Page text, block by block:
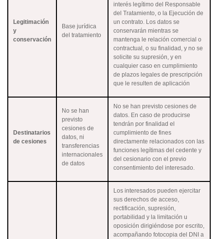
Legitimación
y
conservación
Base jurídica
del tratamiento
interés legítimo del Responsable
del Tratamiento, o la Ejecución de
un contrato. Los datos se
conservarán mientras se
mantenga le relación comercial o
contractual, o su finalidad, y no se
solicite su supresión, y en
cualquier caso en cumplimiento
de plazos legales de prescripción
que le resulten de aplicación
Destinatarios
de cesiones
No se han
previsto
cesiones de
datos, ni
transferencias
internacionales
de datos
No se han previsto cesiones de
datos. En caso de producirse
tendrán por finalidad el
cumplimiento de fines
directamente relacionados con las
funciones legítimas del cedente y
del cesionario con el previo
consentimiento del interesado.
Los interesados pueden ejercitar
sus derechos de acceso,
rectificación, supresión,
portabilidad y la limitación u
oposición dirigiéndose por escrito,
acompañando fotocopia del DNI a